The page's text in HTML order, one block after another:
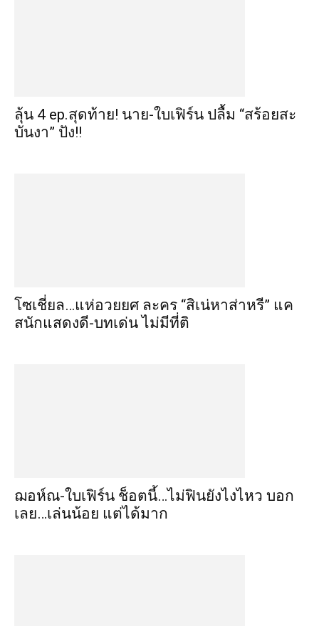
ลุ้น 4 ep.สุดท้าย! นาย-ใบเฟิร์น ปลื้ม “สร้อยสะ
บันงา” ปัง!!
โซเชี่ยล…แห่อวยยศ ละคร “สิเน่หาส่าหรี” แค
สนักแสดงดี-บทเด่น ไม่มีที่ติ
ฌอห์ณ-ใบเฟิร์น ช็อตนี้…ไม่ฟินยังไงไหว บอก
เลย…เล่นน้อย แต่ได้มาก